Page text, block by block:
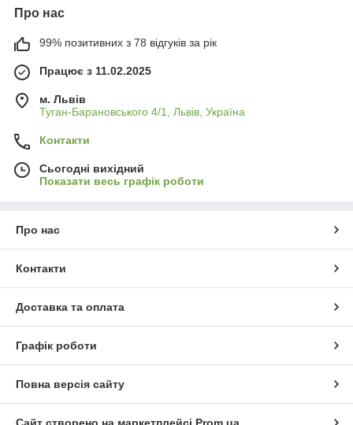
Про нас
99% позитивних з 78 відгуків за рік
Працює з 11.02.2025
м. Львів
Туган-Барановського 4/1, Львів, Україна
Контакти
Сьогодні вихідний
Показати весь графік роботи
Про нас
Контакти
Доставка та оплата
Графік роботи
Повна версія сайту